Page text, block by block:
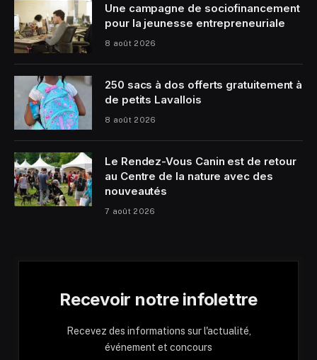
Une campagne de sociofinancement
pour la jeunesse entrepreneuriale
8 août 2026
250 sacs à dos offerts gratuitement à
de petits Lavallois
8 août 2026
Le Rendez-Vous Canin est de retour
au Centre de la nature avec des
nouveautés
7 août 2026
Recevoir notre infolettre
Recevez des informations sur l'actualité,
événement et concours